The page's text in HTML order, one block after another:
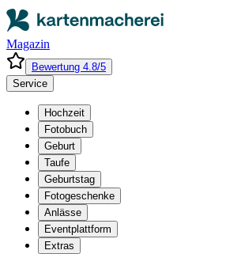
Magazin
Bewertung 4.8/5
Service
Hochzeit
Fotobuch
Geburt
Taufe
Geburtstag
Fotogeschenke
Anlässe
Eventplattform
Extras